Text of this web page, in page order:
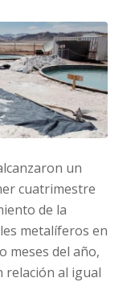
un
cuatrimestre
de la
metalíferos en
meses del año,
relación al igual